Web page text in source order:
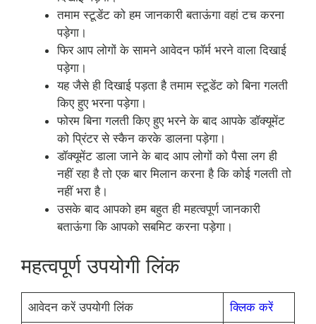
तमाम स्टूडेंट को हम जानकारी बताऊंगा वहां टच करना
पड़ेगा।
फिर आप लोगों के सामने आवेदन फॉर्म भरने वाला दिखाई
पड़ेगा।
यह जैसे ही दिखाई पड़ता है तमाम स्टूडेंट को बिना गलती
किए हुए भरना पड़ेगा।
फोरम बिना गलती किए हुए भरने के बाद आपके डॉक्यूमेंट
को प्रिंटर से स्कैन करके डालना पड़ेगा।
डॉक्यूमेंट डाला जाने के बाद आप लोगों को पैसा लग ही
नहीं रहा है तो एक बार मिलान करना है कि कोई गलती तो
नहीं भरा है।
उसके बाद आपको हम बहुत ही महत्वपूर्ण जानकारी
बताऊंगा कि आपको सबमिट करना पड़ेगा।
महत्वपूर्ण उपयोगी लिंक
आवेदन करें उपयोगी लिंक क्लिक करें